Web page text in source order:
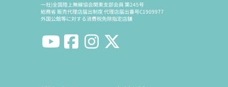
一社)全国陸上無線協会関東支部会員 第245号
総務省 販売代理店届出制度 代理店届出番号C1909977
外国公館等に対する消費税免除指定店舗